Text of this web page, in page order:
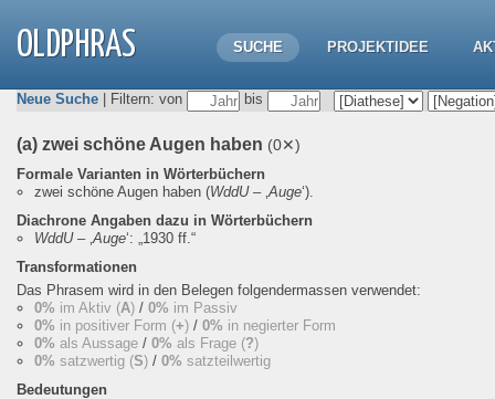
OLDPHRAS SUCHE PROJEKTIDEE
Neue Suche | Filtern: von bis
(a) zwei schöne Augen haben (0✕)
Formale Varianten in Wörterbüchern
zwei schöne Augen haben (WddU– ‚Auge‘).
Diachrone Angaben dazu in Wörterbüchern
WddU– ‚Auge‘: „1930 ff.“
Transformationen
Das Phrasem wird in den Belegen folgendermassen verwendet:
0% im Aktiv (A) / 0% im Passiv
0% in positiver Form (+) / 0% in negierter Form
0% als Aussage / 0% als Frage (?)
0% satzwertig (S) / 0% satzteilwertig
Bedeutungen